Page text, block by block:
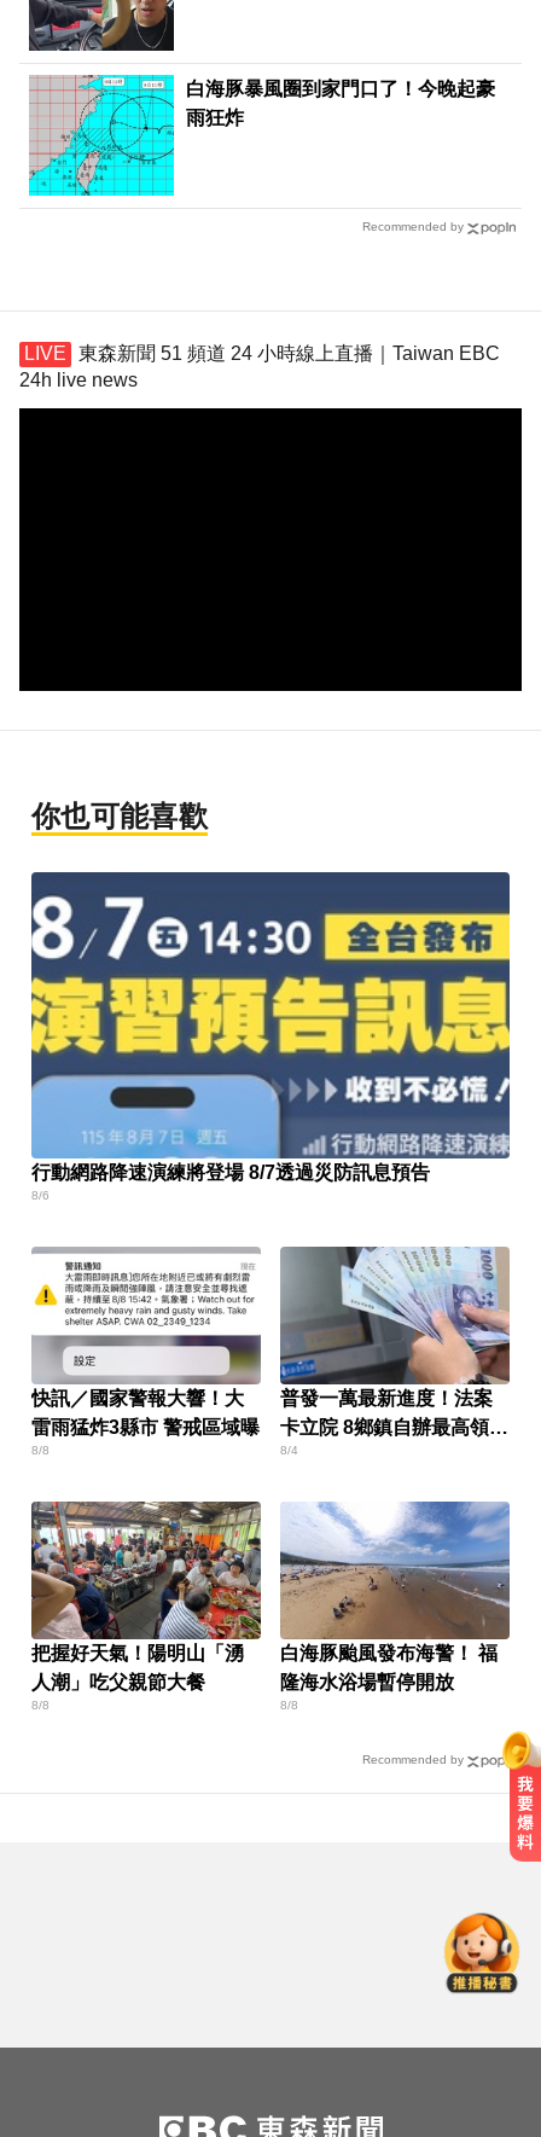
白海豚暴風圈到家門口了！今晚起豪
雨狂炸
Recommended by
東森新聞 51 頻道 24 小時線上直播｜Taiwan EBC
24h live news
你也可能喜歡
行動網路降速演練將登場 8/7透過災防訊息預告
8/6
快訊／國家警報大響！大
雷雨猛炸3縣市 警戒區域曝
8/8
普發一萬最新進度！法案
卡立院 8鄉鎮自辦最高領1
萬
8/4
把握好天氣！陽明山「湧
人潮」吃父親節大餐
8/8
白海豚颱風發布海警！ 福
隆海水浴場暫停開放
8/8
Recommended by
醫認定毒品意外
千金股跌落神壇！國巨收540元 分